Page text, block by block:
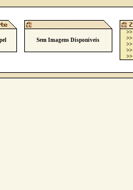
Sem Imagens Disponiveis